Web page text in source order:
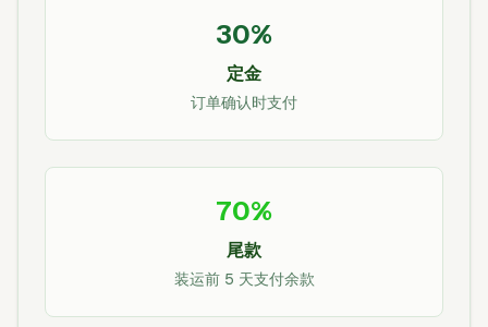
30%
定金
订单确认时支付
70%
尾款
装运前 5 天支付余款